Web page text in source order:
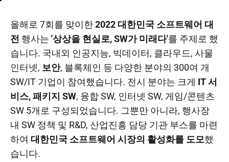
올해로 7회를 맞이한2022 대한민국 소프트웨어 대
전 행사는 '상상을 현실로, SW가 미래다'를 주제로 했
습니다. 국내외 인공지능, 빅데이터, 클라우드, 사물
인터넷, 보안, 블록체인 등 다양한 분야의 300여 개
SW/IT 기업이 참여했습니다. 전시 분야는 크게 IT 서
비스, 패키지 SW, 융합 SW, 인터넷 SW, 게임/콘텐츠
SW 5개로 구성되었습니다. 그뿐만 아니라, 행사장
내 SW 정책 및 R&D, 산업진흥 담당 기관 부스를 마련
하여 대한민국 소프트웨어 시장의 활성화를 도모했
습니다.